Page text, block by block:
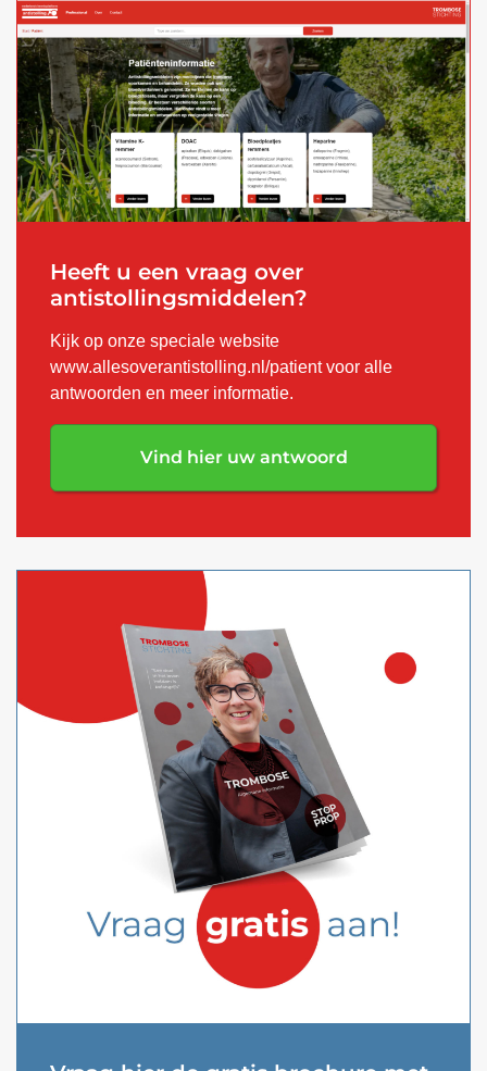
Heeft u een vraag over
antistollingsmiddelen?
Kijk op onze speciale website
www.allesoverantistolling.nl/patientvoor alle
antwoorden en meer informatie.
Vind hier uw antwoord